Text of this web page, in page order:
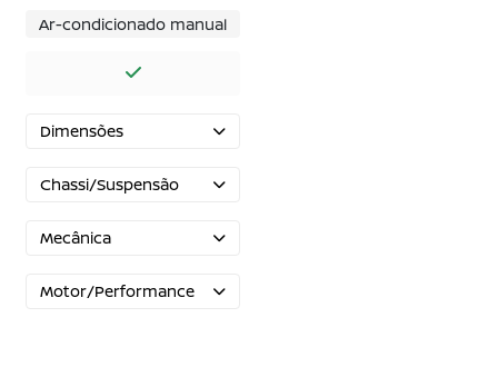
Ar-condicionado manual
Dimensões
Chassi/Suspensão
Mecânica
Motor/Performance